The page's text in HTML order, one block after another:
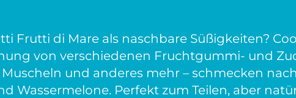
Frutti di Mare als naschbare Süßigkeiten?
von verschiedenen Fruchtgummi- und
Muscheln und anderes mehr – schmecken
Wassermelone. Perfekt zum Teilen, aber